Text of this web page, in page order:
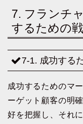
7. フランチ
するための
7-1. 成功する
成功するためのマ
ーゲット顧客の明
好を把握し、それ